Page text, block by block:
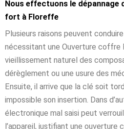
Nous effectuons le
fort à Floreffe
Plusieurs raisons peuvent
nécessitant une Ouverture coffre
vieillissement naturel des
dérèglement ou une usure des
Ensuite, il arrive que la clé soit
impossible son insertion. Dans
électronique mal saisi peut
l’appareil, justifiant une